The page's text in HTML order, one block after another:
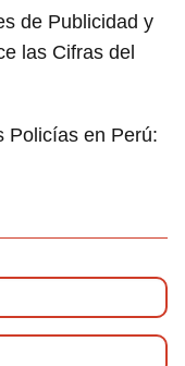
de Publicidad y
las Cifras del
Policías en Perú: